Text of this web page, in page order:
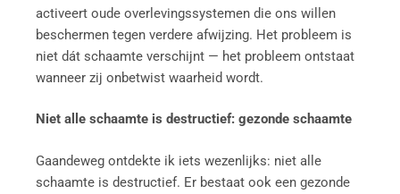
activeert oude overlevingssystemen die ons willen
beschermen tegen verdere afwijzing. Het probleem is
niet dát schaamte verschijnt — het probleem ontstaat
wanneer zij onbetwist waarheid wordt.
Niet alle schaamte is destructief: gezonde schaamte
Gaandeweg ontdekte ik iets wezenlijks: niet alle
schaamte is destructief. Er bestaat ook een gezonde